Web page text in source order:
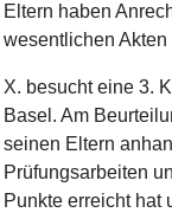
Eltern haben
wesentlichen Akten
X. besucht eine 3.
Basel. Am
seinen Eltern
Prüfungsarbeiten
Punkte erreicht hat